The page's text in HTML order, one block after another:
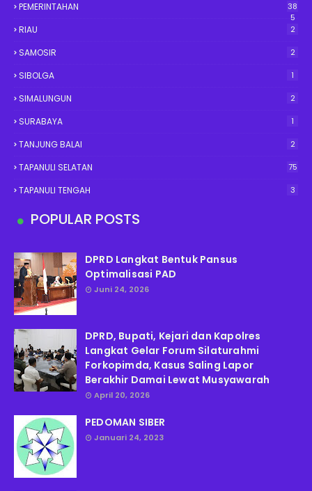
PEMERINTAHAN
38
5
RIAU 2
SAMOSIR 2
SIBOLGA 1
SIMALUNGUN 2
SURABAYA 1
TANJUNG BALAI 2
TAPANULI SELATAN 75
TAPANULI TENGAH 3
POPULAR POSTS
DPRD Langkat Bentuk Pansus
Optimalisasi PAD
Juni 24, 2026
DPRD, Bupati, Kejari dan Kapolres
Langkat Gelar Forum Silaturahmi
Forkopimda, Kasus Saling Lapor
Berakhir Damai Lewat Musyawarah
April 20, 2026
PEDOMAN SIBER
Januari 24, 2023